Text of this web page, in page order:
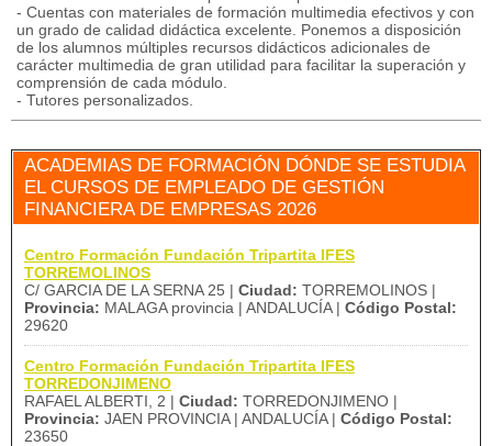
- Cuentas con materiales de formación multimedia efectivos y con
un grado de calidad didáctica excelente. Ponemos a disposición
de los alumnos múltiples recursos didácticos adicionales de
carácter multimedia de gran utilidad para facilitar la superación y
comprensión de cada módulo.
- Tutores personalizados.
ACADEMIAS DE FORMACIÓN DÓNDE SE ESTUDIA
EL CURSOS DE EMPLEADO DE GESTIÓN
FINANCIERA DE EMPRESAS 2026
Centro Formación Fundación Tripartita IFES
TORREMOLINOS
C/ GARCIA DE LA SERNA 25 | Ciudad: TORREMOLINOS |
Provincia: MALAGA provincia | ANDALUCÍA | Código Postal:
29620
Centro Formación Fundación Tripartita IFES
TORREDONJIMENO
RAFAEL ALBERTI, 2 | Ciudad: TORREDONJIMENO |
Provincia: JAEN PROVINCIA | ANDALUCÍA | Código Postal:
23650